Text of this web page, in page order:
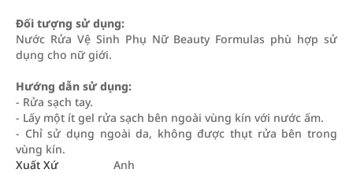
Đối tượng sử dụng:
Nước Rửa Vệ Sinh Phụ Nữ Beauty Formulas phù hợp sử
dụng cho nữ giới.
Hướng dẫn sử dụng:
- Rửa sạch tay.
- Lấy một ít gel rửa sạch bên ngoài vùng kín với nước ấm.
- Chỉ sử dụng ngoài da, không được thụt rửa bên trong
vùng kín.
Xuất Xứ
Anh